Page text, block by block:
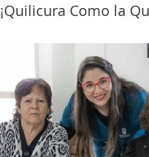
¡Quilicura Como la